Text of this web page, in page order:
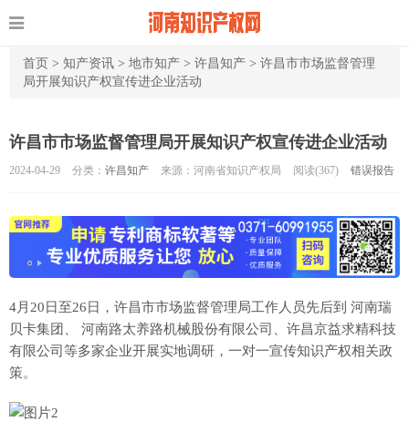
首页 > 知产资讯 > 地市知产 > 许昌知产 > 许昌市市场监督管理
局开展知识产权宣传进企业活动
许昌市市场监督管理局开展知识产权宣传进企业活动
2024-04-29 分类： 许昌知产 来源：河南省知识产权局 阅读(367) 错误报告
4月20日至26日，许昌市市场监督管理局工作人员先后到 河南瑞
贝卡集团、 河南路太养路机械股份有限公司、许昌京益求精科技
有限公司等多家企业开展实地调研，一对一宣传知识产权相关政
策。